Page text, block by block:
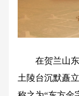
在贺兰山东
土陵台沉默矗